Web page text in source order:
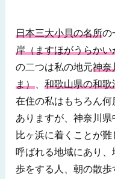
日本三大小貝の名所の
岸（ますほがうらかい
の二つは私の地元神奈
ま） 、和歌山県の和
在住の私はもちろん
ありますが、神奈川
比ヶ浜に着くことが
呼ばれる地域にあり
歩をする人、朝の散